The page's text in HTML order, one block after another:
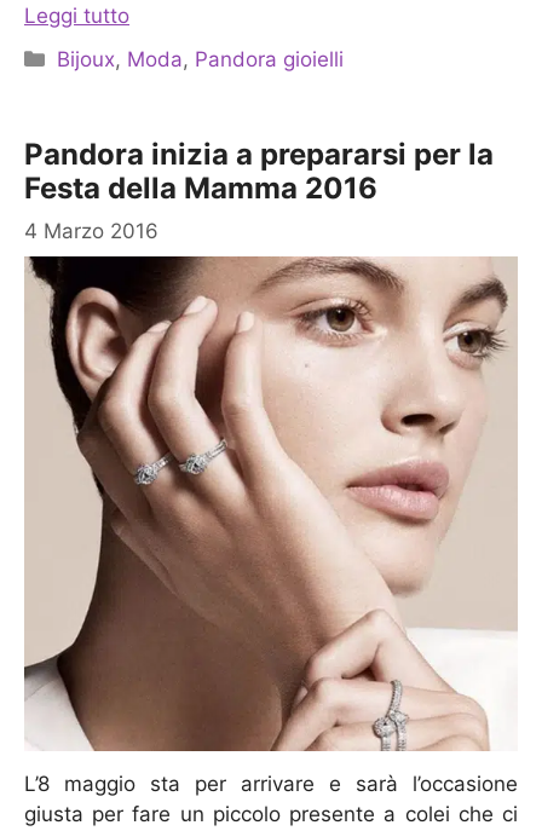
Leggi tutto
Categorie
Bijoux, Moda, Pandora gioielli
Pandora inizia a prepararsi per la
Festa della Mamma 2016
4 Marzo 2016
L’8 maggio sta per arrivare e sarà l’occasione
giusta per fare un piccolo presente a colei che ci